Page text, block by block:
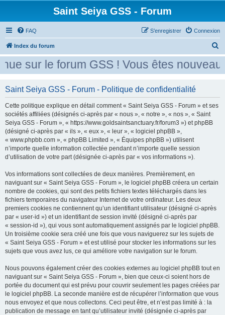
Saint Seiya GSS - Forum
FAQ Connexion
S’enregistrer
Index du forum
e
c
sur le forum GSS ! Vous êtes
Saint Seiya GSS - Forum - Politique de confidentialité
Cette politique explique en détail comment « Saint Seiya GSS - Forum » et ses
sociétés affiliées (désignés ci-après par « nous », « notre », « nos », « Saint
Seiya GSS - Forum », « https://www.goldsaintsanctuary.fr/forum3 ») et phpBB
(désigné ci-après par « ils », « eux », « leur », « logiciel phpBB »,
« www.phpbb.com », « phpBB Limited », « Équipes phpBB ») utilisent
n’importe quelle information collectée pendant n’importe quelle session
d’utilisation de votre part (désignée ci-après par « vos informations »).
Vos informations sont collectées de deux manières. Premièrement, en
naviguant sur « Saint Seiya GSS - Forum », le logiciel phpBB créera un certain
nombre de cookies, qui sont des petits fichiers textes téléchargés dans les
fichiers temporaires du navigateur Internet de votre ordinateur. Les deux
premiers cookies ne contiennent qu’un identifiant utilisateur (désigné ci-après
par « user-id ») et un identifiant de session invité (désigné ci-après par
« session-id »), qui vous sont automatiquement assignés par le logiciel phpBB.
Un troisième cookie sera créé une fois que vous naviguerez sur les sujets de
« Saint Seiya GSS - Forum » et est utilisé pour stocker les informations sur les
sujets que vous avez lus, ce qui améliore votre navigation sur le forum.
Nous pouvons également créer des cookies externes au logiciel phpBB tout en
naviguant sur « Saint Seiya GSS - Forum », bien que ceux-ci soient hors de
portée du document qui est prévu pour couvrir seulement les pages créées par
le logiciel phpBB. La seconde manière est de récupérer l’information que vous
nous envoyez et que nous collectons. Ceci peut être, et n’est pas limité à : la
publication de message en tant qu’utilisateur invité (désignée ci-après par